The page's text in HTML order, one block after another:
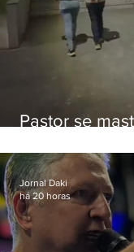
Pastor se
Jornal Daki
há 20 horas